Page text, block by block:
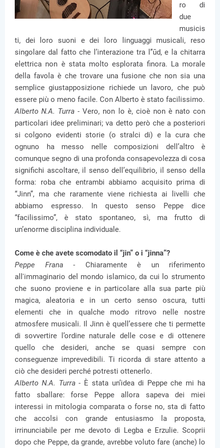
ro di
due
musicis
ti, dei loro suoni e dei loro linguaggi musicali, reso
singolare dal fatto che l’interazione tra l’’ūd, e la chitarra
elettrica non è stata molto esplorata finora. La morale
della favola è che trovare una fusione che non sia una
semplice giustapposizione richiede un lavoro, che può
essere più o meno facile. Con Alberto è stato facilissimo.
Alberto N.A. Turra - Vero, non lo è, cioè non è nato con
particolari idee preliminari; va detto però che a posteriori
si colgono evidenti storie (o stralci di) e la cura che
ognuno ha messo nelle composizioni dell’altro è
comunque segno di una profonda consapevolezza di cosa
significhi ascoltare, il senso dell’equilibrio, il senso della
forma: roba che entrambi abbiamo acquisito prima di
“Jinn”, ma che raramente viene richiesta ai livelli che
abbiamo espresso. In questo senso Peppe dice
“facilissimo”, è stato spontaneo, sì, ma frutto di
un’enorme disciplina individuale.
Come è che avete scomodato il “jin” o i “jinna”?
Peppe Frana - Chiaramente è un riferimento
all'immaginario del mondo islamico, da cui lo strumento
che suono proviene e in particolare alla sua parte più
magica, aleatoria e in un certo senso oscura, tutti
elementi che in qualche modo ritrovo nelle nostre
atmosfere musicali. Il Jinn è quell’essere che ti permette
di sovvertire l’ordine naturale delle cose e di ottenere
quello che desideri, anche se quasi sempre con
conseguenze imprevedibili. Ti ricorda di stare attento a
ciò che desideri perché potresti ottenerlo.
Alberto N.A. Turra - È stata un’idea di Peppe che mi ha
fatto sballare: forse Peppe allora sapeva dei miei
interessi in mitologia comparata o forse no, sta di fatto
che accolsi con grande entusiasmo la proposta,
irrinunciabile per me devoto di Legba e Erzulie. Scoprii
dopo che Peppe, da grande, avrebbe voluto fare (anche) lo